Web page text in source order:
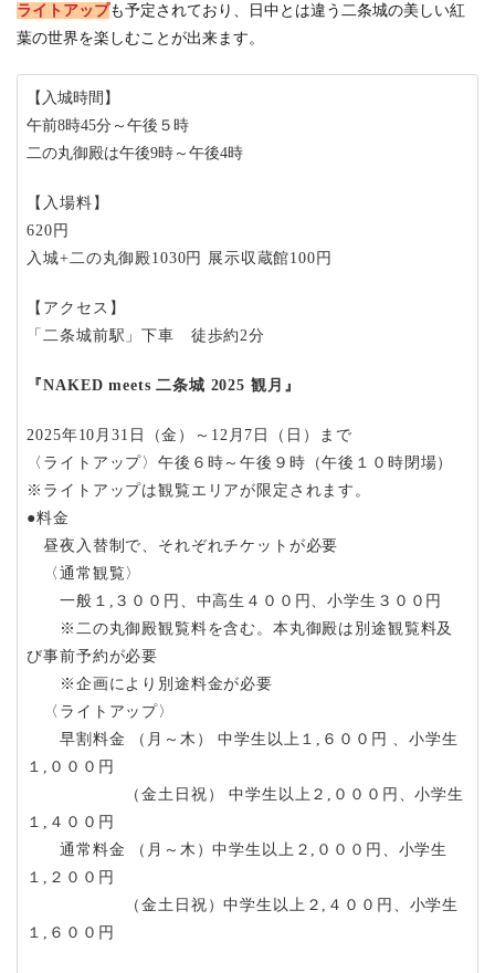
ライトアップも予定されており、日中とは違う二条城の美しい紅
葉の世界を楽しむことが出来ます。
【入城時間】
午前8時45分～午後５時
二の丸御殿は午後9時～午後4時
【入場料】
620円
入城+二の丸御殿1030円 展示収蔵館100円
【アクセス】
「二条城前駅」下車 徒歩約2分
『NAKED meets 二条城 2025 観月』
2025年10月31日（金）～12月7日（日）まで
〈ライトアップ〉午後６時～午後９時（午後１０時閉場）
※ライトアップは観覧エリアが限定されます。
●料金
昼夜入替制で、それぞれチケットが必要
〈通常観覧〉
一般１,３００円、中高生４００円、小学生３００円
※二の丸御殿観覧料を含む。本丸御殿は別途観覧料及
び事前予約が必要
※企画により別途料金が必要
〈ライトアップ〉
早割料金 （月～木） 中学生以上１,６００円 、小学生
１,０００円
（金土日祝） 中学生以上２,０００円、小学生
１,４００円
通常料金 （月～木）中学生以上２,０００円、小学生
１,２００円
（金土日祝）中学生以上２,４００円、小学生
１,６００円